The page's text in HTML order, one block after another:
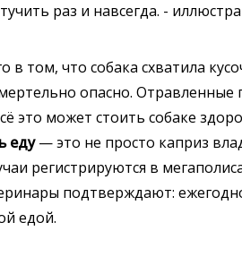
том, что собака схватила
опасно.
это может стоить собаке
еду— это не просто каприз
регистрируются в
подтверждают:
едой.